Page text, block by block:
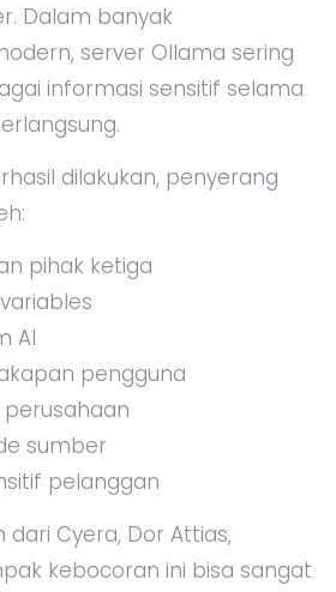
Dalam banyak
server Ollama sering
informasi sensitif selama
dilakukan, penyerang
pihak ketiga
AI
pengguna
sumber
pelanggan
dari Cyera, Dor Attias,
kebocoran ini bisa sangat